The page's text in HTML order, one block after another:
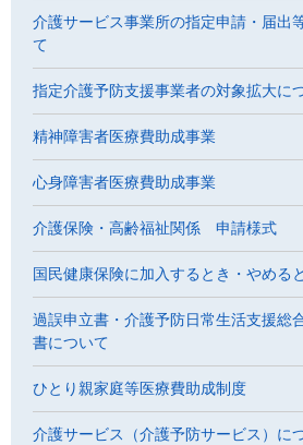
介護サービス事業所の指定申請・届
て
指定介護予防支援事業者の対象拡大に
精神障害者医療費助成事業
心身障害者医療費助成事業
介護保険・高齢福祉関係 申請様式
国民健康保険に加入するとき・やめる
過誤申立書・介護予防日常生活支援総
書について
ひとり親家庭等医療費助成制度
介護サービス（介護予防サービス）に